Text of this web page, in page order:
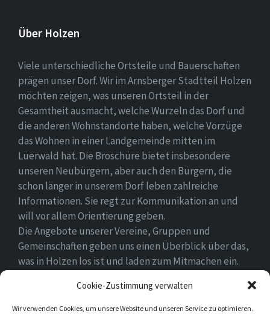
Cookie-Zustimmung verwalten
Wir verwenden Cookies, um unsere Website und unseren Service zu optimieren.
Über Holzen
Viele unterschiedliche Ortsteile und Bauerschaften
prägen unser Dorf. Wir im Arnsberger Stadtteil Holzen
möchten zeigen, was unseren Ortsteil in der
Gesamtheit ausmacht, welche Wurzeln das Dorf und
die anderen Wohnstandorte haben, welche Vorzüge
das Wohnen in einer Landgemeinde mitten im
Lüerwald hat. Die Broschüre bietet insbesondere
unseren Neubürgern, aber auch den Bürgern, die
schon länger in unserem Dorf leben zahlreiche
Informationen. Sie regt zur Kommunikation an und
will vor allem Orientierung geben.
Die Angebote unserer Vereine, Gruppen und
Gemeinschaften geben uns einen Überblick über das,
was in Holzen los ist und laden zum Mitmachen ein.
und hoffen, dass sie sich in ihrem Umfeld wohlfühlen.